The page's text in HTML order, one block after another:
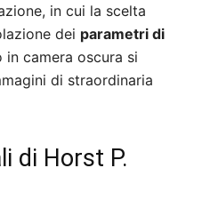
in cui la scelta
dei parametri di
in camera oscura si
di straordinaria
di Horst P.